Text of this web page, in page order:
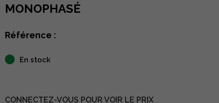
MONOPHASÉ
Référence :
En stock
CONNECTEZ-VOUS POUR VOIR LE PRIX